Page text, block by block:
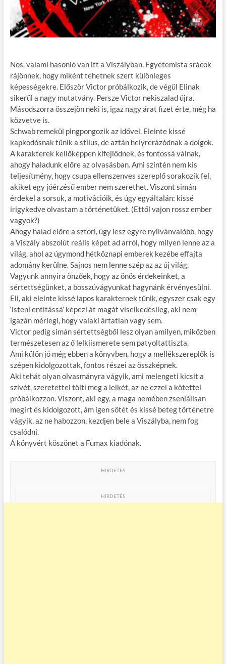
Nos, valami hasonló van itt a Viszályban. Egyetemista srácok
rájönnek, hogy miként tehetnek szert különleges
képességekre. Először Victor próbálkozik, de végül Elinak
sikerül a nagy mutatvány. Persze Victor nekiszalad újra.
Másodszorra összejön neki is, igaz nagy árat fizet érte, még ha
közvetve is.
Schwab remekül pingpongozik az idővel. Eleinte kissé
kapkodósnak tűnik a stílus, de aztán helyrerázódnak a dolgok.
A karakterek kellőképpen kifejlődnek, és fontossá válnak,
ahogy haladunk előre az olvasásban. Ami szintén nem kis
teljesítmény, hogy csupa ellenszenves szereplő sorakozik fel,
akiket egy jóérzésű ember nem szerethet. Viszont simán
érdekel a sorsuk, a motivációik, és úgy egyáltalán: kissé
irigykedve olvastam a történetüket. (Ettől vajon rossz ember
vagyok?)
Ahogy halad előre a sztori, úgy lesz egyre nyilvánvalóbb, hogy
a Viszály abszolút reális képet ad arról, hogy milyen lenne az a
világ, ahol az úgymond hétköznapi emberek kezébe effajta
adomány kerülne. Sajnos nem lenne szép az az új világ.
Vagyunk annyira önzőek, hogy az önös érdekeinket, a
sértettségünket, a bosszúvágyunkat hagynánk érvényesülni.
Eli, aki eleinte kissé lapos karakternek tűnik, egyszer csak egy
‘isteni entitássá’ képezi át magát viselkedésileg, aki nem
igazán mérlegi, hogy valaki ártatlan vagy sem.
Victor pedig simán sértettségből lesz olyan amilyen, miközben
természetesen az ő lelkiismerete sem patyoltattiszta.
Ami külön jó még ebben a könyvben, hogy a mellékszereplők is
szépen kidolgozottak, fontos részei az összképnek.
Aki tehát olyan olvasmányra vágyik, ami melengeti kicsit a
szívét, szeretettel tölti meg a lelkét, az ne ezzel a kötettel
próbálkozzon. Viszont, aki egy, a maga nemében zseniálisan
megírt és kidolgozott, ám igen sötét és kissé beteg történetre
vágyik, az ne habozzon, kezdjen bele a Viszályba, nem fog
csalódni.
A könyvért köszönet a Fumax kiadónak.
HIRDETÉS
HIRDETÉS